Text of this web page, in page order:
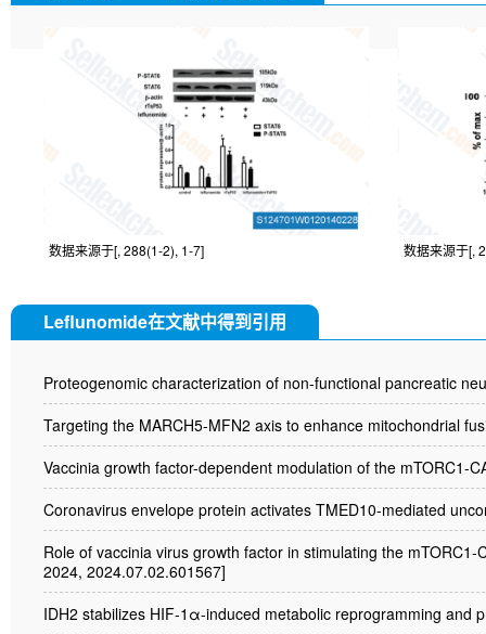
数据来源于[, 288(1-2), 1-7] 数据来源于[,
Leflunomide在文献中得到引用
Proteogenomic characterization of non-functional pancreatic
Targeting the MARCH5-MFN2 axis to enhance mitochondrial
Vaccinia growth factor-dependent modulation of the mTORC1-
Coronavirus envelope protein activates TMED10-mediated
Role of vaccinia virus growth factor in stimulating the
2024, 2024.07.02.601567]
IDH2 stabilizes HIF-1α-induced metabolic reprogramming and